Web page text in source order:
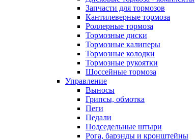
Запчасти для тормозов
Кантилеверные тормоза
Роллерные тормоза
Тормозные диски
Тормозные калиперы
Тормозные колодки
Тормозные рукоятки
Шоссейные тормоза
Управление
Выносы
Грипсы, обмотка
Пеги
Педали
Подседельные штыри
Рога, барэнды и кронштейны